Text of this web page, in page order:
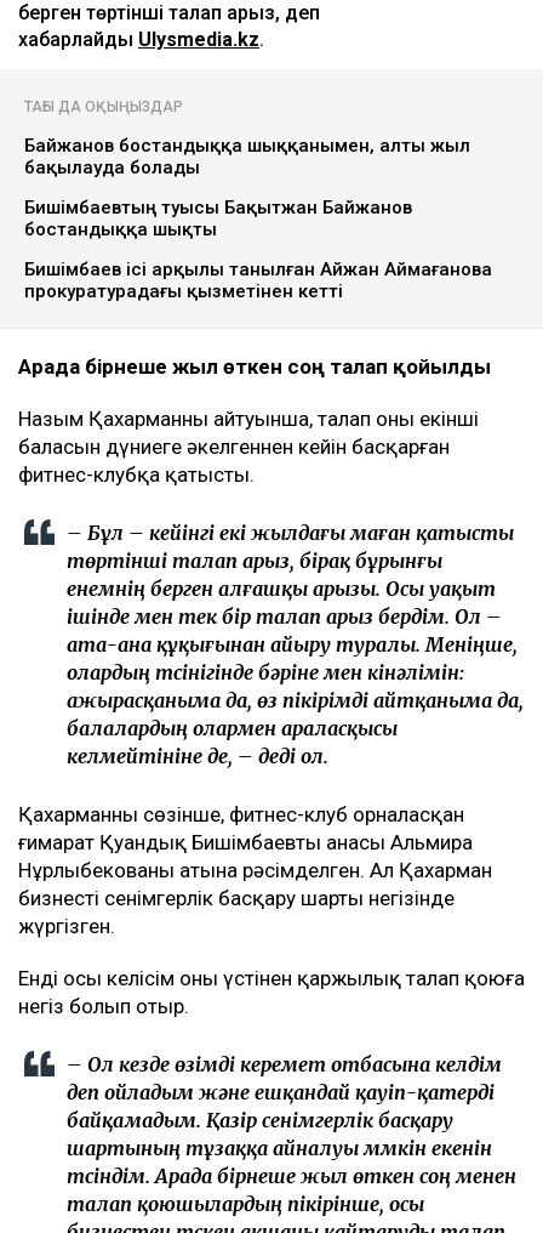
берген төртінші талап арыз, деп
хабарлайды Ulysmedia.kz.
ТАҒЫ ДА ОҚЫҢЫЗДАР
Байжанов бостандыққа шыққанымен, алты жыл
бақылауда болады
Бишімбаевтың туысы Бақытжан Байжанов
бостандыққа шықты
Бишімбаев ісі арқылы танылған Айжан Аймағанова
прокуратурадағы қызметінен кетті
Арада бірнеше жыл өткен соң талап қойылды
Назым Қахарманның айтуынша, талап оның екінші
баласын дүниеге әкелгеннен кейін басқарған
фитнес-клубқа қатысты.
– Бұл – кейінгі екі жылдағы маған қатысты
төртінші талап арыз, бірақ бұрынғы
енемнің берген алғашқы арызы. Осы уақыт
ішінде мен тек бір талап арыз бердім. Ол –
ата-ана құқығынан айыру туралы. Меніңше,
олардың түсінігінде бәріне мен кінәлімін:
ажырасқаныма да, өз пікірімді айтқаныма да,
балалардың олармен араласқысы
келмейтініне де, – деді ол.
Қахарманның сөзінше, фитнес-клуб орналасқан
ғимарат Қуандық Бишімбаевтың анасы Альмира
Нұрлыбекованың атына рәсімделген. Ал Қахарман
бизнесті сенімгерлік басқару шарты негізінде
жүргізген.
Енді осы келісім оның үстінен қаржылық талап қоюға
негіз болып отыр.
– Ол кезде өзімді керемет отбасына келдім
деп ойладым және ешқандай қауіп-қатерді
байқамадым. Қазір сенімгерлік басқару
шартының тұзаққа айналуы мүмкін екенін
түсіндім. Арада бірнеше жыл өткен соң менен
талап қоюшылардың пікірінше, осы